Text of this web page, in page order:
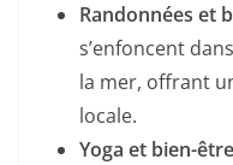
Randonnées et
s’enfoncent
la mer, offrant
locale.
Yoga et bien-